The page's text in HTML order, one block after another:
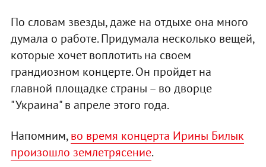
По словам звезды, даже на отдыхе она много
думала о работе. Придумала несколько вещей,
которые хочет воплотить на своем
грандиозном концерте. Он пройдет на
главной площадке страны – во дворце
"Украина" в апреле этого года.
Напомним,во время концерта Ирины Билык
произошло землетрясение.